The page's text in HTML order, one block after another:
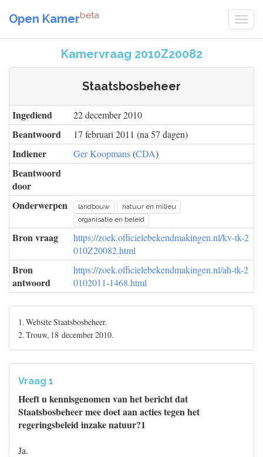
Open Kamerbeta
Kamervraag 2010Z20082
Staatsbosbeheer
Ingediend 22 december 2010
Beantwoord 17 februari 2011 (na 57 dagen)
Indiener Ger Koopmans(CDA)
Beantwoord
door
Onderwerpen
landbouw
natuur en milieu
organisatie en beleid
Bron vraag
https://zoek.officielebekendmakingen.nl/kv-tk-2
010Z20082.html
Bron
antwoord
https://zoek.officielebekendmakingen.nl/ah-tk-2
0102011-1468.html
1. Website Staatsbosbeheer.
2. Trouw, 18 december 2010.
Vraag 1
Heeft u kennisgenomen van het bericht dat
Staatsbosbeheer mee doet aan acties tegen het
regeringsbeleid inzake natuur?1
Ja.